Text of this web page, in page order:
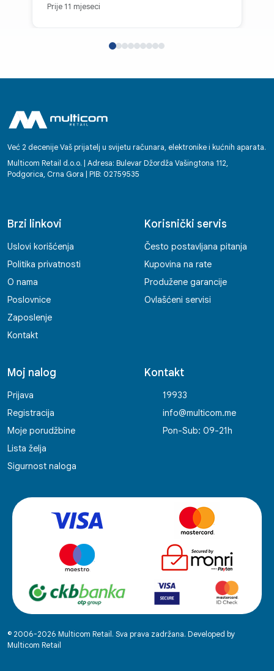
Prije 11 mjeseci
Već 2 decenije Vaš prijatelj u svijetu računara, elektronike i kućnih aparata.
Multicom Retail d.o.o. | Adresa: Bulevar Džordža Vašingtona 112,
Podgorica, Crna Gora | PIB: 02759535
Brzi linkovi
Uslovi korišćenja
Politika privatnosti
O nama
Poslovnice
Zaposlenje
Kontakt
Korisnički servis
Često postavljana pitanja
Kupovina na rate
Produžene garancije
Ovlašćeni servisi
Moj nalog
Prijava
Registracija
Moje porudžbine
Lista želja
Sigurnost naloga
Kontakt
19933
info@multicom.me
Pon-Sub: 09-21h
© 2006-2026 Multicom Retail. Sva prava zadržana. Developed by
Multicom Retail